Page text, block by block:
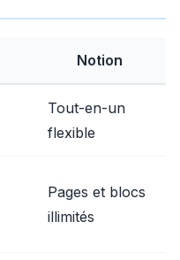
Notion
Tout-en-un
flexible
Pages et blocs
illimités